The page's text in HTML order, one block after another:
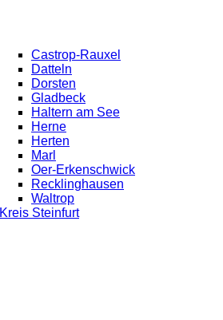
Castrop-Rauxel
Datteln
Dorsten
Gladbeck
Haltern am See
Herne
Herten
Marl
Oer-Erkenschwick
Recklinghausen
Waltrop
Kreis Steinfurt